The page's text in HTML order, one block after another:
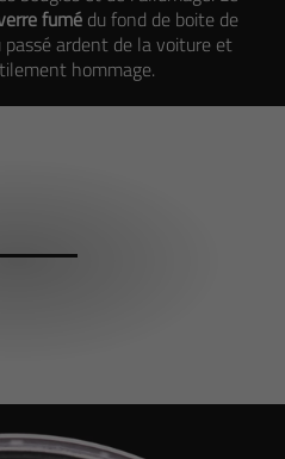
fumé du fond de boite de
ardent de la voiture et
hommage.